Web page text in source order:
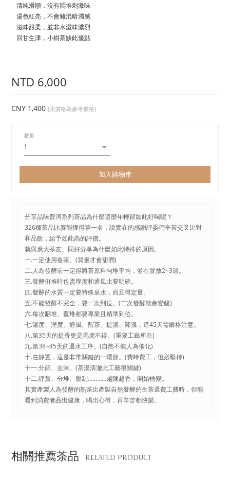
清純滑順，沒有悶堆刺激味
湯色紅亮，不會雜混暗濁感
滋味甜柔，並非水澀味濃烈
回甘生津，小樹茶缺此優點
NTD 6,000
CNY 1,400(此價格為參考價格)
數量
加入購物車
分享品味普洱系列茶品為什麼這麼年輕卻如此好喝呢？
326種茶品比賽能獲得第一名，說實在的感謝評委們辛苦交叉比對
和品飲，給予如此高的評價。
就與廣大茶友、同好分享為什麼如此特殊的原因。
一.一定使用春茶。(質量才會甜潤)
二.人為發酵前一定得將茶原料勻堆平均，並在置放2~3週。
三.發酵倂堆時也需厚度和通風比要明確。
四.發酵的水質一定要特殊泉水，而且得定量。
五.不能發酵不完全，要一次到位。(二次發酵就會變酸)
六.每次翻堆、覆堆都要專業且精準到位。
七.溫度、溼度、通風、醒茶、提溫、降溫，這45天需嚴格注意。
八.第35天的提香更是馬虎不得。(重要工藝所在)
九.第38~45天的退水工序。(自然不能人為催化)
十.在靜置，這是非常關鍵的一環節。(費時費工，但必堅持)
十一.分篩、去沫。(茶湯清澈此工藝很關鍵)
十二.評賞、分堆、壓制…………越陳越香，開始轉變。
其實產製人為發酵的熟茶比產製自然發酵的生茶還費工費時，但能
看到消費者品出健康，喝出心得，再辛苦都快樂。
相關推薦茶品 RELATED PRODUCT